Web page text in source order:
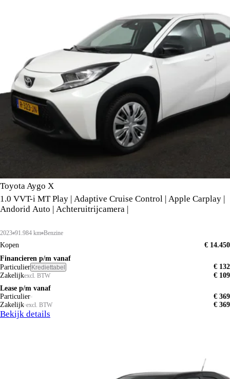
Toyota Aygo X
1.0 VVT-i MT Play | Adaptive Cruise Control | Apple Carplay |
Andorid Auto | Achteruitrijcamera |
2023 91.984 km Benzine
Kopen
€ 14.450
Financieren p/m vanaf
Particulier Krediettabel
€ 132
Zakelijkexcl. BTW
€ 109
Lease p/m vanaf
Particulier
€ 369
Zakelijk excl. BTW € 369
Bekijk details